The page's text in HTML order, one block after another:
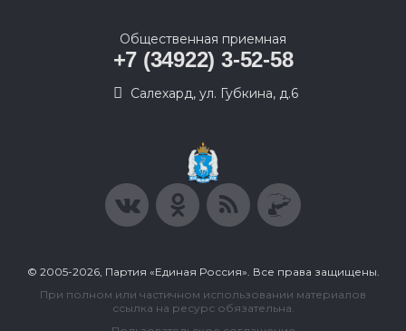
Общественная приемная
+7 (34922) 3-52-58
Салехард, ул. Губкина, д.6
© 2005-2026, Партия «Единая Россия». Все права защищены.
При полном или частичном использовании материалов
ссылка на ресурс обязательна.